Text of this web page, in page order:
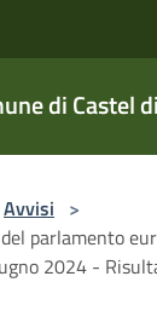
di Castel
Avvisi >
parlamento
2024 -